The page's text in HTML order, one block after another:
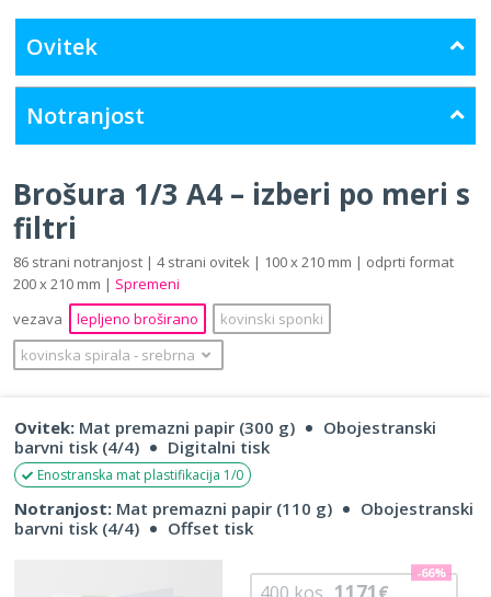
Ovitek
Notranjost
Brošura 1/3 A4 – izberi po meri s
filtri
86 strani notranjost | 4 strani ovitek | 100 x 210 mm | odprti format
200 x 210 mm | Spremeni
vezava
lepljeno broširano
kovinski sponki
kovinska spirala ‐ srebrna
Ovitek: Mat premazni papir (300 g)
Obojestranski
barvni tisk (4/4)
Digitalni tisk
Enostranska mat plastifikacija 1/0
Notranjost: Mat premazni papir (110 g)
Obojestranski
barvni tisk (4/4)
Offset tisk
-66%